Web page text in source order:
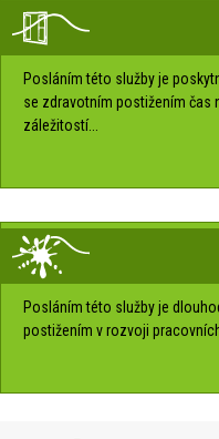
Posláním této služby je
se zdravotním postižením čas
záležitostí...
Posláním této služby je
postižením v rozvoji